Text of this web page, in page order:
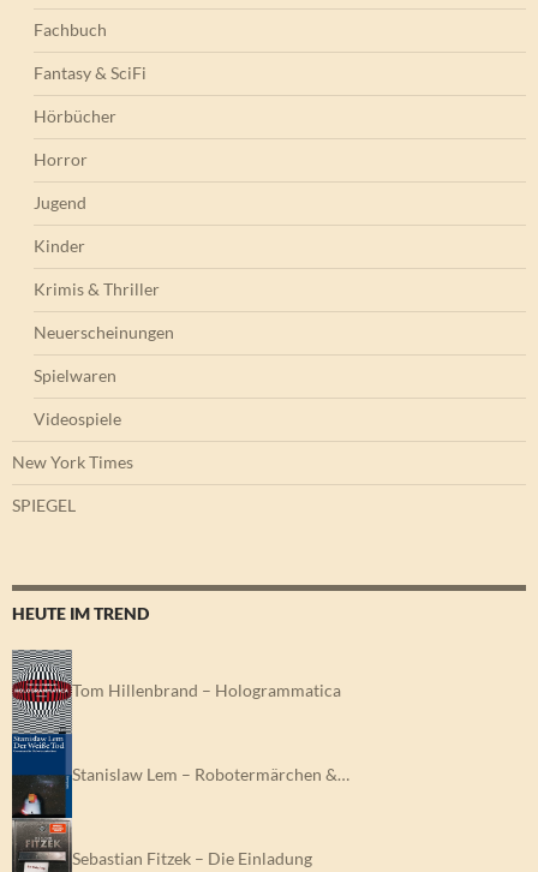
Fachbuch
Fantasy & SciFi
Hörbücher
Horror
Jugend
Kinder
Krimis & Thriller
Neuerscheinungen
Spielwaren
Videospiele
New York Times
SPIEGEL
HEUTE IM TREND
Tom Hillenbrand – Hologrammatica
Stanislaw Lem – Robotermärchen &…
Sebastian Fitzek – Die Einladung